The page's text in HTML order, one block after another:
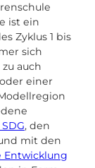
ist ein
Zyklus 1 bis
sich
auch
einer
SDG, den
mit den
Entwicklung